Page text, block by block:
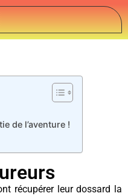
de l’aventure !
récupérer leur dossard la